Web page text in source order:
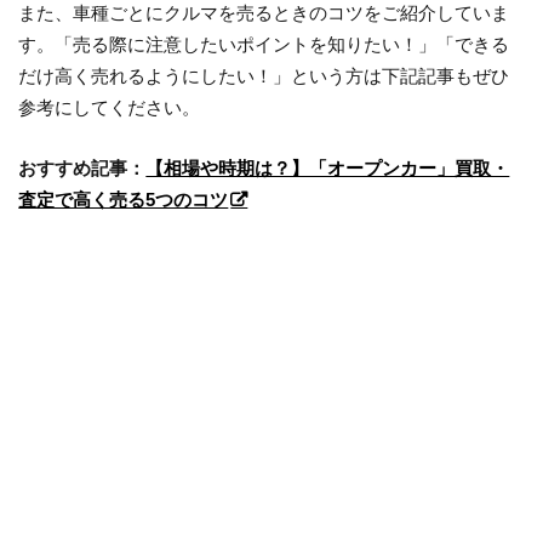
また、車種ごとにクルマを売るときのコツをご紹介していま
す。「売る際に注意したいポイントを知りたい！」「できる
だけ高く売れるようにしたい！」という方は下記記事もぜひ
参考にしてください。
おすすめ記事：
【相場や時期は？】「オープンカー」買取・
査定で高く売る5つのコツ